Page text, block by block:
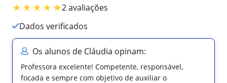
★★★★★2 avaliações
Dados verificados
Os alunos de Cláudia opinam:
Professora excelente! Competente, responsável,
focada e sempre com objetivo de auxiliar o